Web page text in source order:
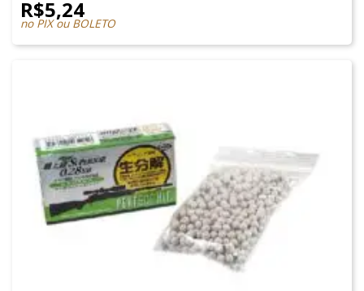
R$5,24
no PIX ou BOLETO